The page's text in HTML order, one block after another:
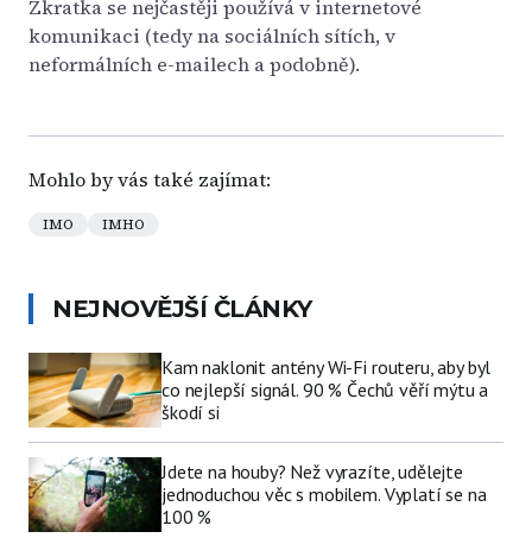
Zkratka se nejčastěji používá v internetové
komunikaci (tedy na sociálních sítích, v
neformálních e-mailech a podobně).
Mohlo by vás také zajímat:
IMO IMHO
NEJNOVĚJŠÍ ČLÁNKY
Kam naklonit antény Wi-Fi routeru, aby byl
co nejlepší signál. 90 % Čechů věří mýtu a
škodí si
Jdete na houby? Než vyrazíte, udělejte
jednoduchou věc s mobilem. Vyplatí se na
100 %